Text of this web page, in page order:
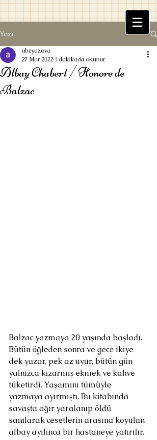
Beyaz Kitaplık
Yazı
Albay Chabert / Honore de
Balzac
abeyazova
27 Mar 2022 1 dakikada okunur
Balzac yazmaya 20 yaşında başladı.
Bütün öğleden sonra ve gece ikiye
dek yazar, pek az uyur, bütün gün
yalnızca kızarmış ekmek ve kahve
tüketirdi. Yaşamını tümüyle
yazmaya ayırmıştı. Bu kitabında
savaşta ağır yaralanıp öldü
sanılarak cesetlerin arasına koyulan
albay ayılınca bir hastaneye yatırılır.